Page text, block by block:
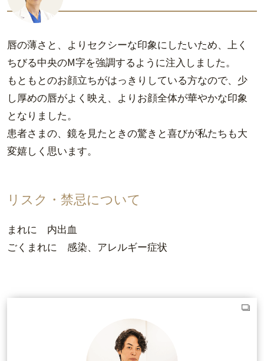
唇の薄さと、よりセクシーな印象にしたいため、上く
ちびる中央のM字を強調するように注入しました。
もともとのお顔立ちがはっきりしている方なので、少
し厚めの唇がよく映え、よりお顔全体が華やかな印象
となりました。
患者さまの、鏡を見たときの驚きと喜びが私たちも大
変嬉しく思います。
リスク・禁忌について
まれに 内出血
ごくまれに 感染、アレルギー症状